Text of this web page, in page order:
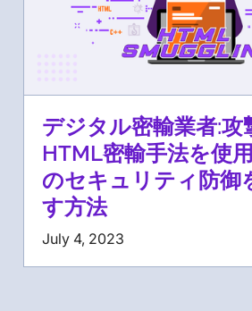
デジタル密輸業者:攻
HTML密輸手法を使
のセキュリティ防御
す方法
July 4, 2023